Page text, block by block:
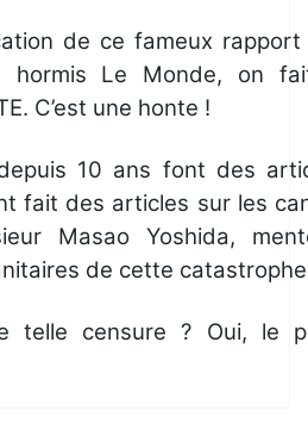
de ce fameux rapport
hormis Le Monde, on
C’est une honte !
10 ans font des
fait des articles sur les
Masao Yoshida,
de cette
telle censure ? Oui, le